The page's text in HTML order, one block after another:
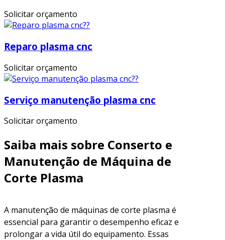
Solicitar orçamento
Reparo plasma cnc
Solicitar orçamento
Serviço manutenção plasma cnc
Solicitar orçamento
Saiba mais sobre Conserto e
Manutenção de Máquina de
Corte Plasma
A manutenção de máquinas de corte plasma é
essencial para garantir o desempenho eficaz e
prolongar a vida útil do equipamento. Essas